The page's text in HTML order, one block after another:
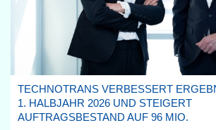
TECHNOTRANS VERBESSERT
1. HALBJAHR 2026 UND STEIGERT
AUFTRAGSBESTAND AUF 96 MIO.